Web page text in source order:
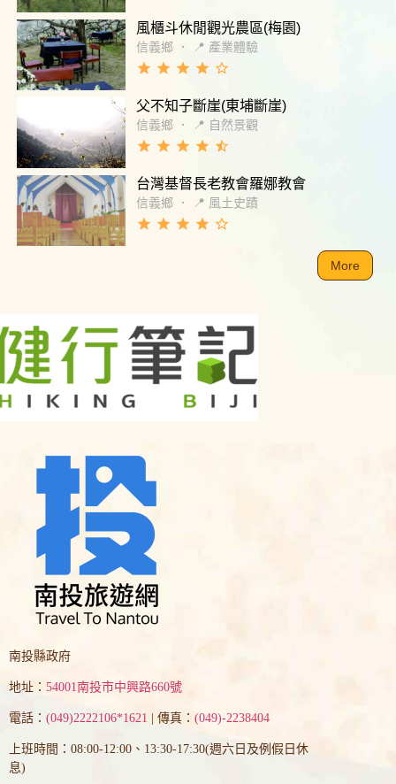
風櫃斗休閒觀光農區(梅園)
信義鄉 ． 📍 產業體驗
grade grade grade grade star_border
父不知子斷崖(東埔斷崖)
信義鄉 ． 📍 自然景觀
grade grade grade grade star_half
台灣基督長老教會羅娜教會
信義鄉 ． 📍 風土史蹟
grade grade grade grade star_border
More
南投縣政府
地址： 54001南投市中興路660號
電話： (049)2222106*1621 | 傳真： (049)-2238404
上班時間：08:00-12:00、13:30-17:30(週六日及例假日休
息)